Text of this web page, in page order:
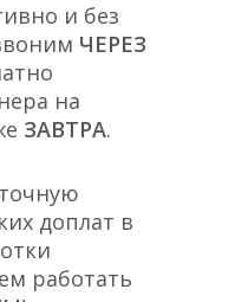
и без
ЧЕРЕЗ
на
ЗАВТРА.
доплат в
работать